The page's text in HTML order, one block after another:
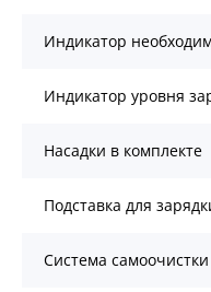
Индикатор
Индикатор уровня
Насадки в комплекте
Подставка для
Система самоочистки